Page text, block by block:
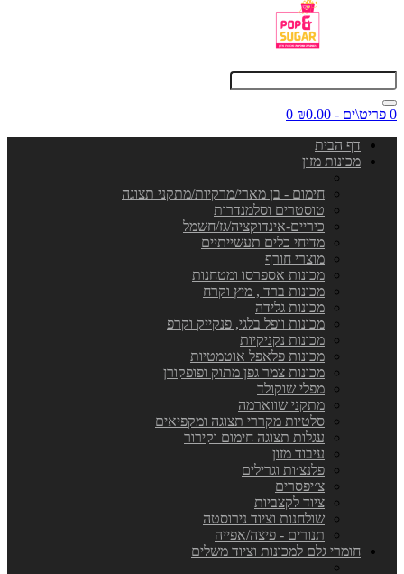
0 פריט\ים - ₪0.00
0
דף הבית
מכונות מזון
חימום - בן מארי/מרקיות/מתקני תצוגה
טוסטרים וסלמנדרות
כיריים-אינדוקציה/גז/חשמל
מדיחי כלים תעשייתיים
מוצרי חורף
מכונות אספרסו ומטחנות
מכונות ברד , מיץ וקרח
מכונות גלידה
מכונות וופל בלגי, פנקייק וקרפ
מכונות נקניקיות
מכונות פלאפל אוטמטיות
מכונות צמר גפן מתוק ופופקורן
מפלי שוקולד
מתקני שווארמה
סלטיות מקררי תצוגה ומקפיאים
עגלות תצוגה חימום וקירור
עיבוד מזון
פלנצ׳ות וגרילים
צ׳יפסרים
ציוד לקצביות
שולחנות וציוד נירוסטה
תנורים - פיצה/אפייה
חומרי גלם למכונות וציוד משלים